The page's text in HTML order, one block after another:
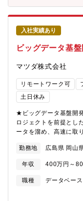
ータ蓄積：Iceberg、
（グラフDB）：
ETLツール■高速クエ
Python、PowerApps
VS Code、SQL、
開放的な雰囲気のなか
ーム全員が一体となっ
す。【組織のミッショ
するプロジェクトは、
とを中心に全社業務の
程の見直しを含むDX
DX化を推進するプロ
デジタルスレッドの技
め、最初の一年でコン
開を目指しております
画・設計・開発・製造
ニアを募集しています
戦略的なシステム開発
エージェントAIの企画
入社実績あり
ビッグデータ基
マツダ株式会社
リモートワーク可
土日休み
★ビッグデータ基盤開
ロジェクトを前提とし
ータを溜め、高速に取
務：ビックデータ基盤
は工場の各種センサや
り、膨大なデータを取
タをビッグデータ化し
／運用方法を企画検討
勤務地 広島県 岡山
年収 400万円～
職種
データベー